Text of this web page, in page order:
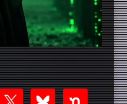
blueskynextdoor